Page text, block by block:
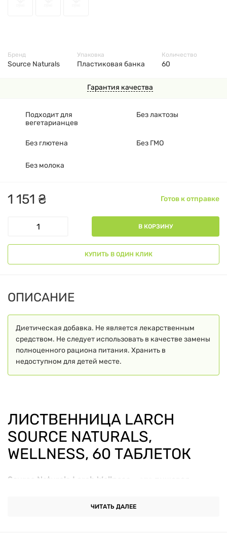
Гарантия качества
1 151 ₴ Готов к отправке
В КОРЗИНУ
КУПИТЬ В ОДИН КЛИК
Подходит для
вегетарианцев
Без лактозы
Без глютена Без ГМО
Без молока
Бренд
Source Naturals
Упаковка
Пластиковая банка
Количество
60
ОПИСАНИЕ
Диетическая добавка. Не является лекарственным
средством. Не следует использовать в качестве замены
полноценного рациона питания. Хранить в
недоступном для детей месте.
ЛИСТВЕННИЦА LARCH
SOURCE NATURALS,
WELLNESS, 60 ТАБЛЕТОК
Source Naturals Larch Wellness
стандартизированный до 85% арабиногалактанов.
ЧИТАТЬ ДАЛЕЕ